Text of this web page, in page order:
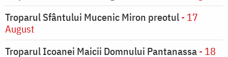
Troparul Sfântului Mucenic Miron preotul- 17
August
Troparul Icoanei Maicii Domnului Pantanassa- 18